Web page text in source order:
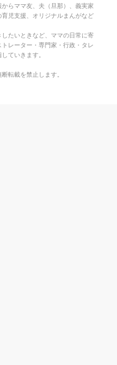
らママ友、夫（旦那）、義実家
育児支援、オリジナルまんがなど
たいときなど、ママの日常に寄
レーター・専門家・行政・タレ
ていきます。
転載を禁止します。